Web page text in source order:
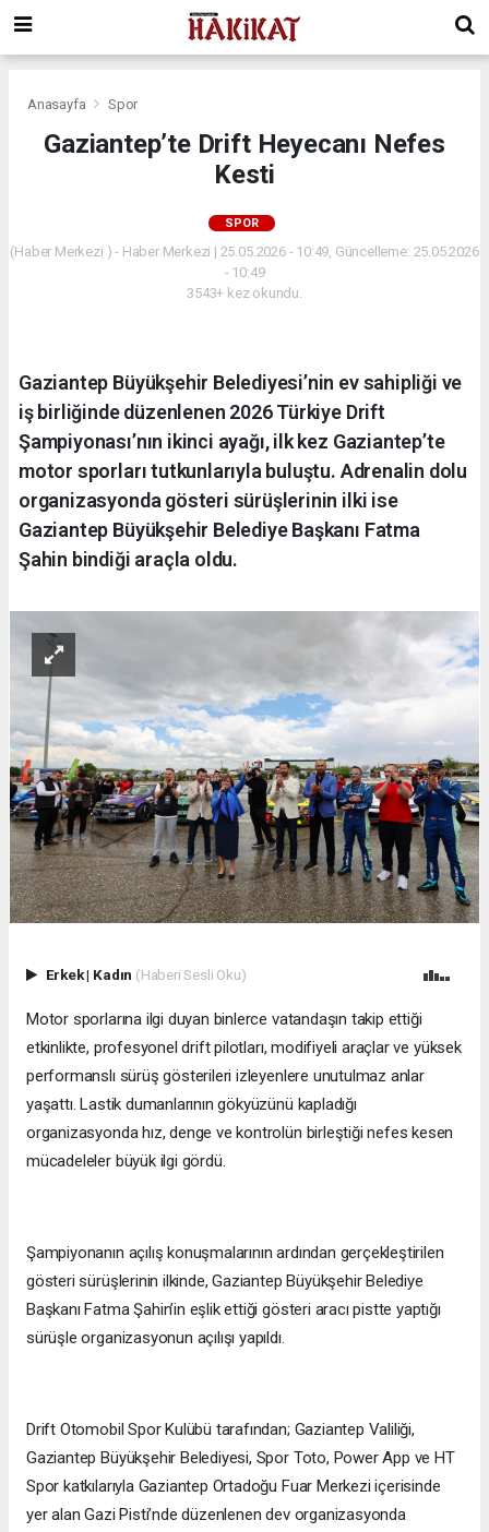
Anasayfa Spor
Gaziantep’te Drift Heyecanı Nefes
Kesti
SPOR
(Haber Merkezi ) - Haber Merkezi | 25.05.2026 - 10:49, Güncelleme: 25.05.2026
- 10:49
3543+ kez okundu.
Gaziantep Büyükşehir Belediyesi’nin ev sahipliği ve
iş birliğinde düzenlenen 2026 Türkiye Drift
Şampiyonası’nın ikinci ayağı, ilk kez Gaziantep’te
motor sporları tutkunlarıyla buluştu. Adrenalin dolu
organizasyonda gösteri sürüşlerinin ilki ise
Gaziantep Büyükşehir Belediye Başkanı Fatma
Şahin bindiği araçla oldu.
Erkek| Kadın (Haberi Sesli Oku)
Motor sporlarına ilgi duyan binlerce vatandaşın takip ettiği
etkinlikte, profesyonel drift pilotları, modifiyeli araçlar ve yüksek
performanslı sürüş gösterileri izleyenlere unutulmaz anlar
yaşattı. Lastik dumanlarının gökyüzünü kapladığı
organizasyonda hız, denge ve kontrolün birleştiği nefes kesen
mücadeleler büyük ilgi gördü.
Şampiyonanın açılış konuşmalarının ardından gerçekleştirilen
gösteri sürüşlerinin ilkinde, Gaziantep Büyükşehir Belediye
Başkanı Fatma Şahin’in eşlik ettiği gösteri aracı pistte yaptığı
sürüşle organizasyonun açılışı yapıldı.
Drift Otomobil Spor Kulübü tarafından; Gaziantep Valiliği,
Gaziantep Büyükşehir Belediyesi, Spor Toto, Power App ve HT
Spor katkılarıyla Gaziantep Ortadoğu Fuar Merkezi içerisinde
yer alan Gazi Pisti’nde düzenlenen dev organizasyonda